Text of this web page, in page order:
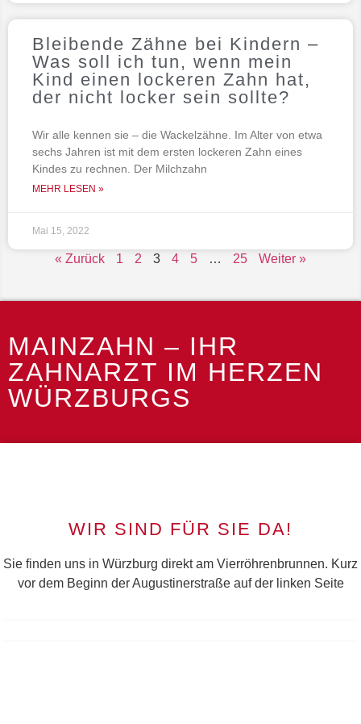
Bleibende Zähne bei Kindern –
Was soll ich tun, wenn mein
Kind einen lockeren Zahn hat,
der nicht locker sein sollte?
Wir alle kennen sie – die Wackelzähne. Im Alter von etwa
sechs Jahren ist mit dem ersten lockeren Zahn eines
Kindes zu rechnen. Der Milchzahn
MEHR LESEN »
Mai 15, 2022
« Zurück 1 2 3 4 5 … 25 Weiter »
MAINZAHN – IHR
ZAHNARZT IM HERZEN
WÜRZBURGS
WIR SIND FÜR SIE DA!
Sie finden uns in Würzburg direkt am Vierröhrenbrunnen. Kurz
vor dem Beginn der Augustinerstraße auf der linken Seite